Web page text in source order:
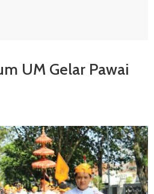
UM Gelar Pawai